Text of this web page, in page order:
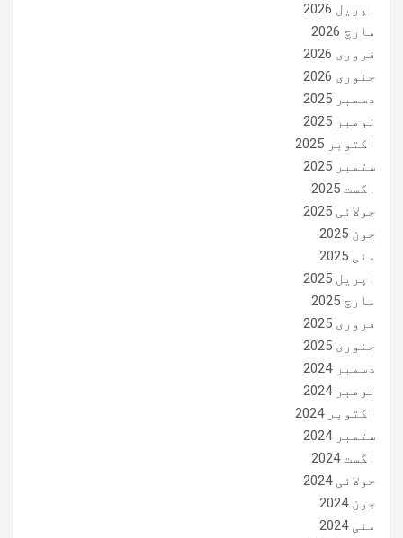
اپریل 2026
مارچ 2026
فروری 2026
جنوری 2026
دسمبر 2025
نومبر 2025
اکتوبر 2025
ستمبر 2025
اگست 2025
جولائی 2025
جون 2025
مئی 2025
اپریل 2025
مارچ 2025
فروری 2025
جنوری 2025
دسمبر 2024
نومبر 2024
اکتوبر 2024
ستمبر 2024
اگست 2024
جولائی 2024
جون 2024
مئی 2024